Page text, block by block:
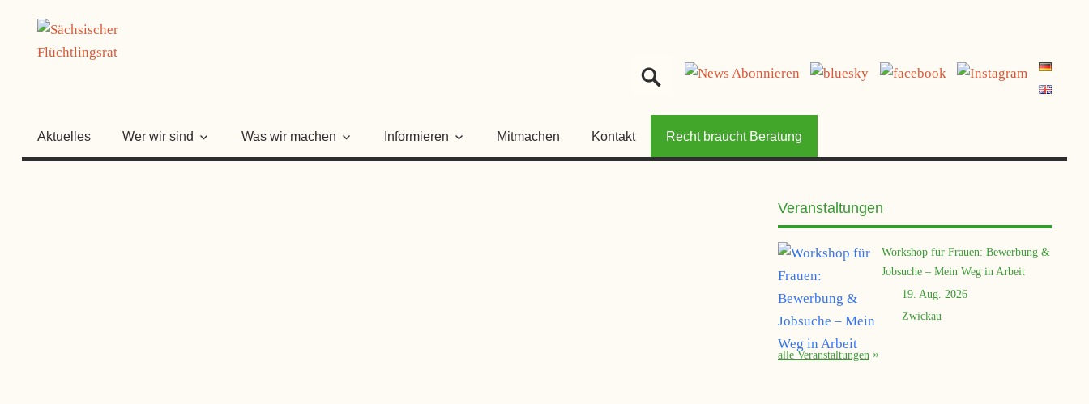
springen
Aktuelles Wer wir sind Was wir machen Informieren Mitmachen Kontakt Recht braucht Beratung
Veranstaltungen
Workshop für Frauen: Bewerbung &
Jobsuche – Mein Weg in Arbeit
19. Aug. 2026
Zwickau
alle Veranstaltungen